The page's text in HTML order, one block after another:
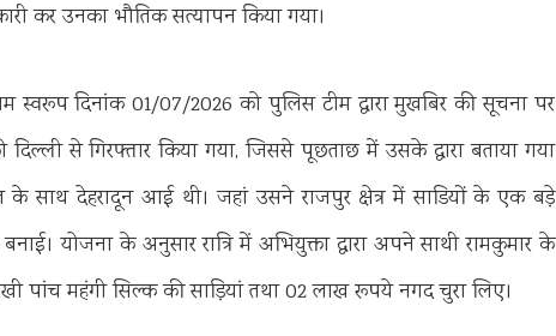
कर उनका भौतिक सत्यापन किया गया।
स्वरूप दिनांक 01/07/2026 को पुलिस टीम द्वारा मुखबिर की सूचना पर
से गिरफ्तार किया गया, जिससे पूछताछ में उसके द्वारा बताया गया
साथ देहरादून आई थी। जहां उसने राजपुर क्षेत्र में साडियों के एक बड़े
योजना के अनुसार रात्रि में अभियुक्ता द्वारा अपने साथी रामकुमार के
पांच महंगी सिल्क की साड़ियां तथा 02 लाख रूपये नगद चुरा लिए।